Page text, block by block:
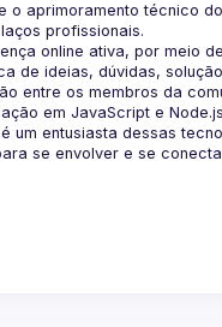
aprimoramento técnico
online ativa, por meio
de ideias, dúvidas,
em JavaScript e
entusiasta dessas
se envolver e se